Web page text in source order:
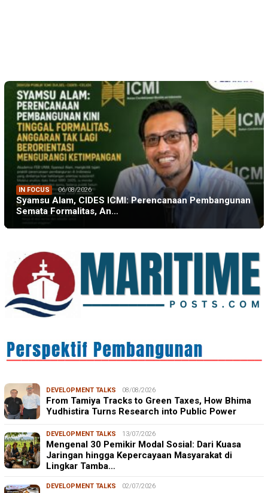
IN FOCUS 06/08/2026
Syamsu Alam, CIDES ICMI: Perencanaan Pembangunan
Semata Formalitas, An…
DEVELOPMENT TALKS 08/08/2026
From Tamiya Tracks to Green Taxes, How Bhima
Yudhistira Turns Research into Public Power
DEVELOPMENT TALKS 13/07/2026
Mengenal 30 Pemikir Modal Sosial: Dari Kuasa
Jaringan hingga Kepercayaan Masyarakat di
Lingkar Tamba…
DEVELOPMENT TALKS 02/07/2026